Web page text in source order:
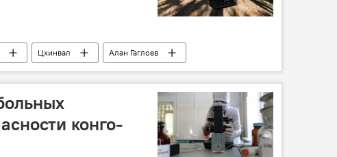
Цхинвал Алан Гаглоев
конго-